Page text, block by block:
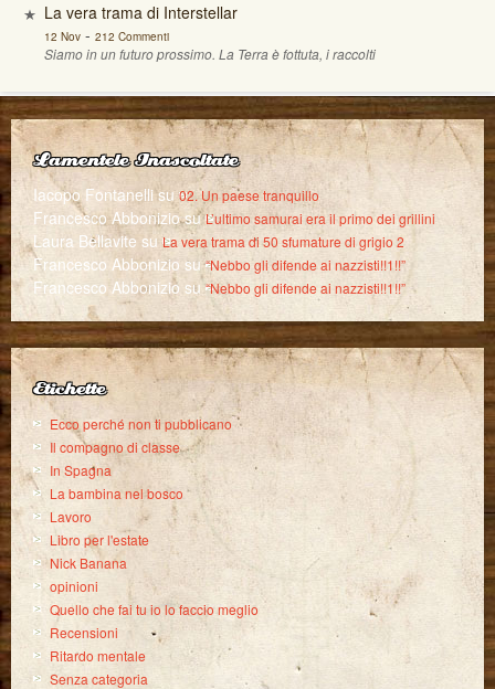
La vera trama di Interstellar
12 Nov- 212 Commenti
Siamo in un futuro prossimo. La Terra è fottuta, i raccolti
Lamentele Inascoltate
Iacopo Fontanellisu02. Un paese tranquillo
Francesco AbboniziosuL’ultimo samurai era il primo dei grillini
Laura Bellavite su La vera trama di 50 sfumature di grigio 2
Francesco Abbonizio su“Nebbo gli difende ai nazzisti!!1!!”
Francesco Abbonizio su“Nebbo gli difende ai nazzisti!!1!!”
Etichette
Ecco perché non ti pubblicano
Il compagno di classe
In Spagna
La bambina nel bosco
Lavoro
Libro per l'estate
Nick Banana
opinioni
Quello che fai tu io lo faccio meglio
Recensioni
Ritardo mentale
Senza categoria